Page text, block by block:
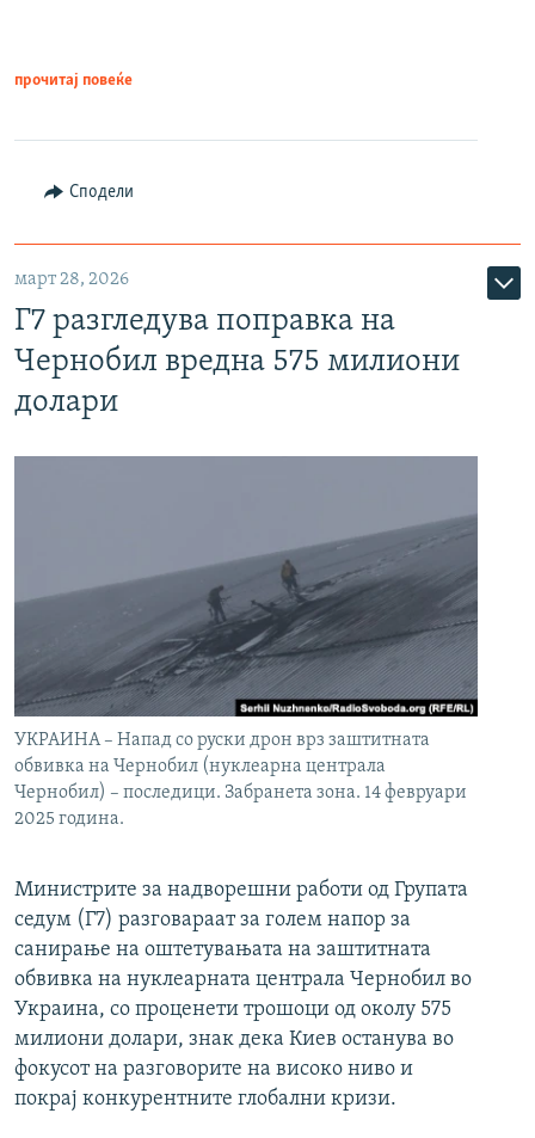
прочитај повеќе
Сподели
март 28, 2026
Г7 разгледува поправка на
Чернобил вредна 575 милиони
долари
УКРАИНА – Напад со руски дрон врз заштитната
обвивка на Чернобил (нуклеарна централа
Чернобил) – последици. Забранета зона. 14 февруари
2025 година.
Министрите за надворешни работи од Групата
седум (Г7) разговараат за голем напор за
санирање на оштетувањата на заштитната
обвивка на нуклеарната централа Чернобил во
Украина, со проценети трошоци од околу 575
милиони долари, знак дека Киев останува во
фокусот на разговорите на високо ниво и
покрај конкурентните глобални кризи.